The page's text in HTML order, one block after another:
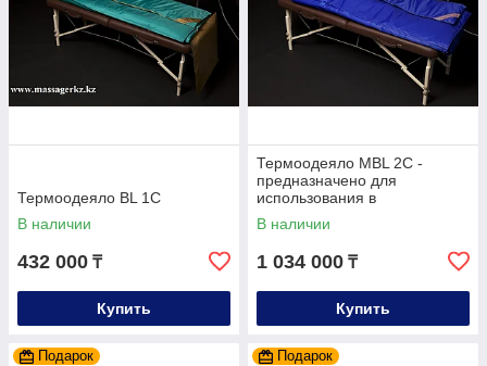
Термоодеяло BL 1С
В наличии
432 000 ₸
Купить
Термоодеяло MBL 2С -
предназначено для
использования в
медицинских учреждениях,
санаториях, с
В наличии
1 034 000 ₸
Купить
Подарок Подарок